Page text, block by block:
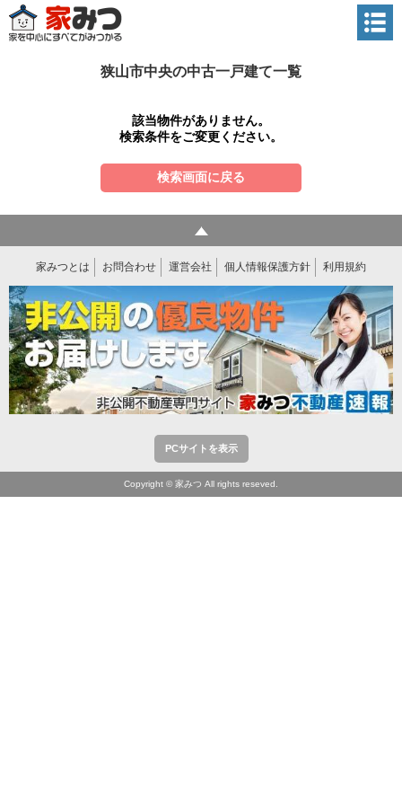
狭山市中央の中古一戸建て一覧
該当物件がありません。
検索条件をご変更ください。
検索画面に戻る
家みつとは お問合わせ 運営会社 個人情報保護方針 利用規約
PCサイトを表示
Copyright © 家みつ All rights reseved.